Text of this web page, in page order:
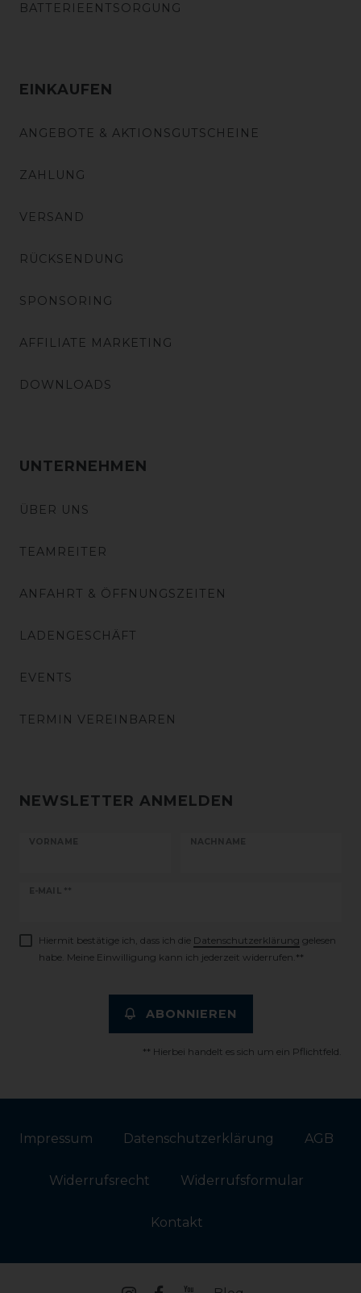
BATTERIEENTSORGUNG
EINKAUFEN
ANGEBOTE & AKTIONSGUTSCHEINE
ZAHLUNG
VERSAND
RÜCKSENDUNG
SPONSORING
AFFILIATE MARKETING
DOWNLOADS
UNTERNEHMEN
ÜBER UNS
TEAMREITER
ANFAHRT & ÖFFNUNGSZEITEN
LADENGESCHÄFT
EVENTS
TERMIN VEREINBAREN
NEWSLETTER ANMELDEN
VORNAME NACHNAME
E-MAIL **
Newsletter
Hiermit bestätige ich, dass ich die Daten­schutz­erklärung gelesen
habe. Meine Einwilligung kann ich jederzeit widerrufen.**
ABONNIEREN
** Hierbei handelt es sich um ein Pflichtfeld.
Impressum Daten­schutz­erklärung AGB
Widerrufs­recht Widerrufs­formular
Kontakt